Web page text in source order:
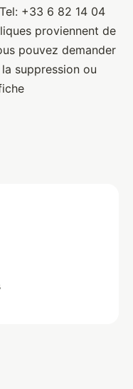
lecture+33 6 82 14 04
proviennent de
pouvez demander
suppression ou